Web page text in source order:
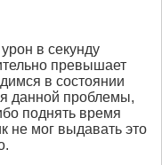
в секунду
превышает
в состоянии
данной проблемы,
поднять время
не мог выдавать это